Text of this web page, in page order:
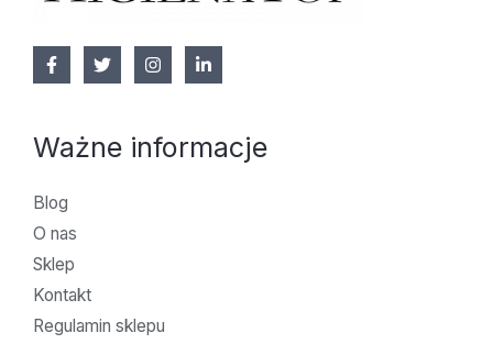
Ważne informacje
Blog
O nas
Sklep
Kontakt
Regulamin sklepu